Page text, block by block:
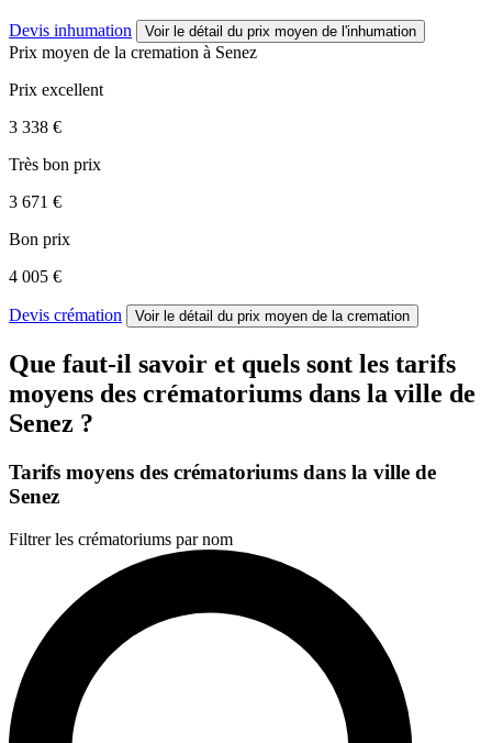
Devis inhumation Voir le détail du prix moyen de l'inhumation
Prix moyen de la cremation à Senez
Prix excellent
3 338 €
Très bon prix
3 671 €
Bon prix
4 005 €
Devis crémation Voir le détail du prix moyen de la cremation
Que faut-il savoir et quels sont les tarifs
moyens des crématoriums dans la ville de
Senez ?
Tarifs moyens des crématoriums dans la ville de
Senez
Filtrer les crématoriums par nom